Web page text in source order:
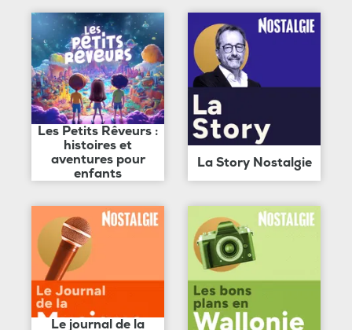
Les Petits Rêveurs :
histoires et
aventures pour
enfants
La Story Nostalgie
Le journal de la